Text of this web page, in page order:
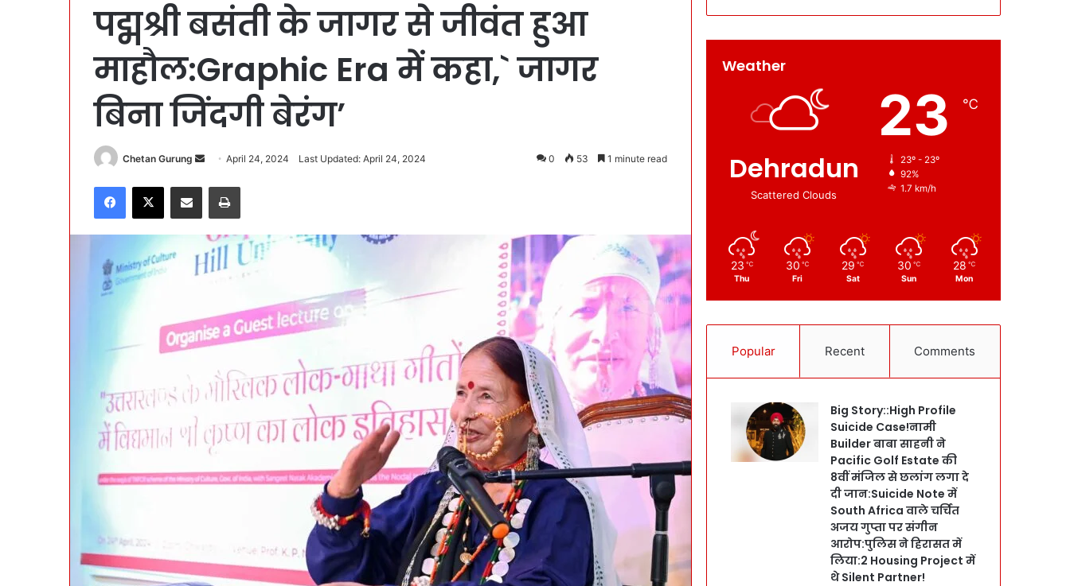
पद्मश्री बसंती के जागर से जीवंत हुआ
माहौल:Graphic Era में कहा,` जागर
बिना जिंदगी बेरंग’
Chetan Gurung
d
a
n
e
i
l
April 24, 2024 Last Updated: April 24, 2024 0 53 1 minute read
Weather
Dehradun
Scattered Clouds
23 ℃
23º - 23º
92%
1.7 km/h
23 ℃
Thu
30 ℃
Fri
29 ℃
Sat
30 ℃
Sun
28 ℃
Mon
Popular Recent Comments
Big Story::High Profile
Suicide Case!नामी
Builder बाबा साहनी ने
Pacific Golf Estate की
8वीं मंजिल से छलांग लगा दे
दी जान:Suicide Note में
South Africa वाले चर्चित
अजय गुप्ता पर संगीन
आरोप:पुलिस ने हिरासत में
लिया:2 Housing Project में
थे Silent Partner!